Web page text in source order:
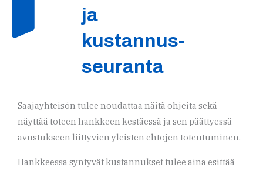
ja
kustannus-
seuranta
Saajayhteisön tulee noudattaa näitä ohjeita sekä
näyttää toteen hankkeen kestäessä ja sen päättyessä
avustukseen liittyvien yleisten ehtojen toteutuminen.
Hankkeessa syntyvät kustannukset tulee aina esittää